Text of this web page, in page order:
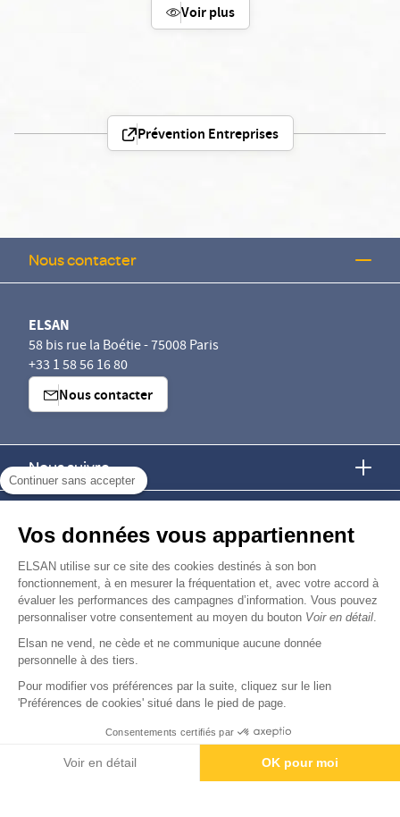
Continuer sans accepter
Vos données vous appartiennent
ELSAN utilise sur ce site des cookies destinés à son bon
fonctionnement, à en mesurer la fréquentation et, avec votre accord à
évaluer les performances des campagnes d’information. Vous pouvez
personnaliser votre consentement au moyen du bouton Voir en détail
Elsan ne vend, ne cède et ne communique aucune donnée
personnelle à des tiers.
Pour modifier vos préférences par la suite, cliquez sur le lien
'Préférences de cookies' situé dans le pied de page.
Consentements certifiés par
Voir en détail OK pour moi
Voir plus
Prévention Entreprises
Nous contacter
Nous contacter
ELSAN
58 bis rue la Boétie - 75008 Paris
+33 1 58 56 16 80
Nous contacter
Nous suivre
Nous rejoindre
Devenir fournisseur
© Copyright 2026 Elsan
Mentions Légales-Données personnelles
Agence digitale : VOID